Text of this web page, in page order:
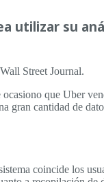
utilizar su
Street Journal.
que Uber
gran cantidad de
coincide los